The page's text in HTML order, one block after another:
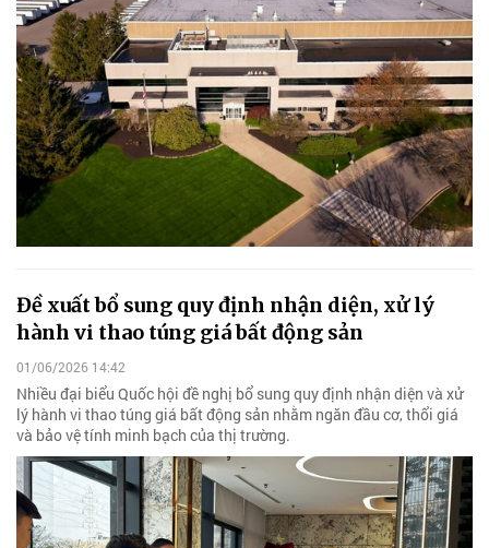
Đề xuất bổ sung quy định nhận diện, xử lý
hành vi thao túng giá bất động sản
01/06/2026 14:42
Nhiều đại biểu Quốc hội đề nghị bổ sung quy định nhận diện và xử
lý hành vi thao túng giá bất động sản nhằm ngăn đầu cơ, thổi giá
và bảo vệ tính minh bạch của thị trường.